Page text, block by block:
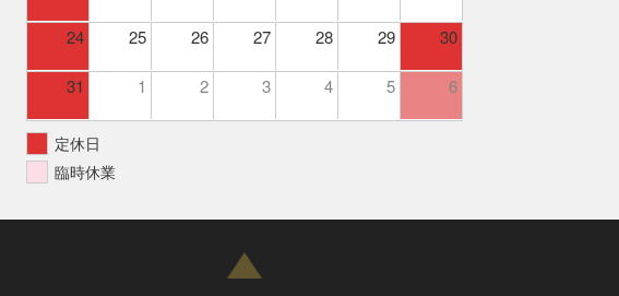
24 25 26 27 28 29 30
31 1 2 3 4 5 6
定休日
臨時休業